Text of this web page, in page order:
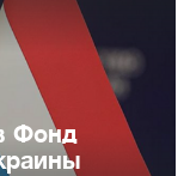
Фонд